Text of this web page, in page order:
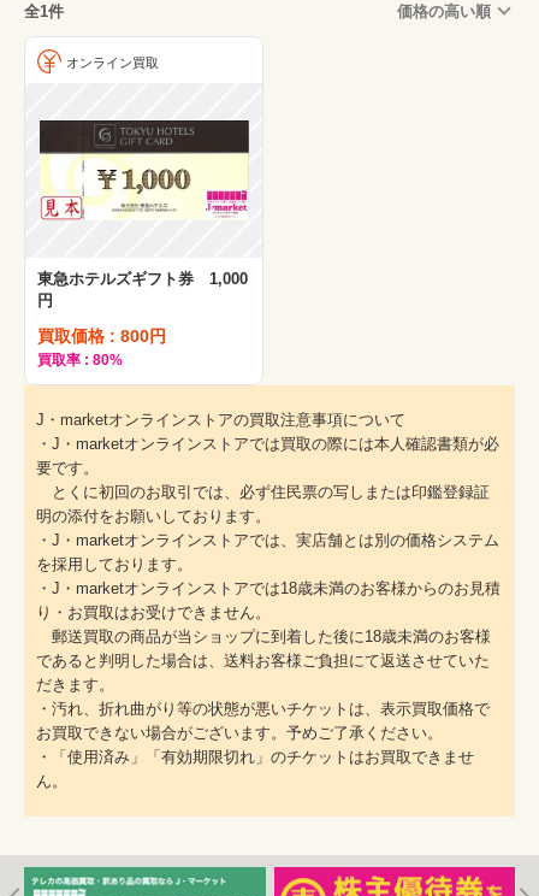
全1件 価格の高い順
オンライン買取
東急ホテルズギフト券 1,000
円
買取価格 : 800円
買取率 : 80%
J・marketオンラインストアの買取注意事項について
・J・marketオンラインストアでは買取の際には本人確認書類が必
要です。
とくに初回のお取引では、必ず住民票の写しまたは印鑑登録証
明の添付をお願いしております。
・J・marketオンラインストアでは、実店舗とは別の価格システム
を採用しております。
・J・marketオンラインストアでは18歳未満のお客様からのお見積
り・お買取はお受けできません。
郵送買取の商品が当ショップに到着した後に18歳未満のお客様
であると判明した場合は、送料お客様ご負担にて返送させていた
だきます。
・汚れ、折れ曲がり等の状態が悪いチケットは、表示買取価格で
お買取できない場合がございます。予めご了承ください。
・「使用済み」「有効期限切れ」のチケットはお買取できませ
ん。